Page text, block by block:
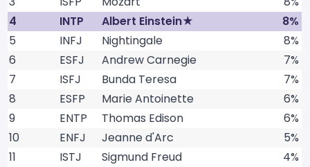
4
INTP Albert Einstein★
8%
5
INFJ Nightingale
8%
6
ESFJ Andrew Carnegie
7%
7
ISFJ Bunda Teresa
7%
8
ESFP Marie Antoinette
6%
9
ENTP Thomas Edison
6%
10
ENFJ Jeanne d'Arc
5%
11
ISTJ Sigmund Freud
4%